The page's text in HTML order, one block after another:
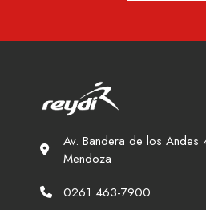
Av. Bandera de los Andes
Mendoza
0261 463-7900